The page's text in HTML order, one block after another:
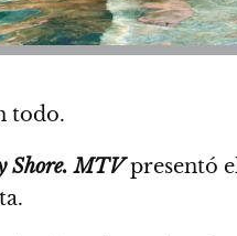
todo.
Shore.MTVpresentó